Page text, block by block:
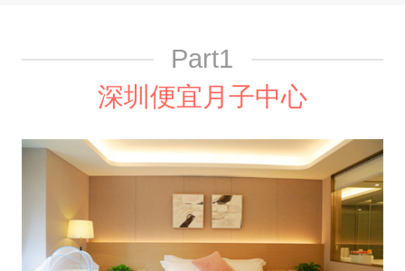
Part1
深圳便宜月子中心